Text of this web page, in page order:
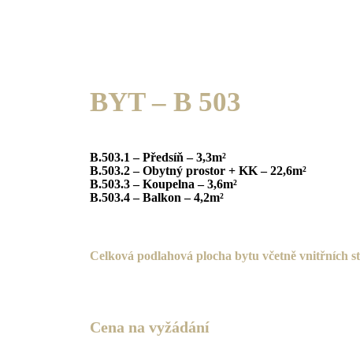
BYT – B 503
B.503.1 – Předsíň – 3,3m²
B.503.2 – Obytný prostor + KK – 22,6m²
B.503.3 – Koupelna – 3,6m²
B.503.4 – Balkon – 4,2m²
Celková podlahová plocha bytu včetně vnitřních
Cena na vyžádání